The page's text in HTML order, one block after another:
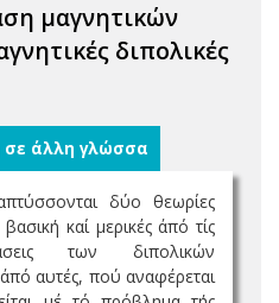
μαγνητικών
διπολικές
σε άλλη γλώσσα
δύο θεωρίες
καί μερικές άπό τίς
των διπολικών
αυτές, πού αναφέρεται